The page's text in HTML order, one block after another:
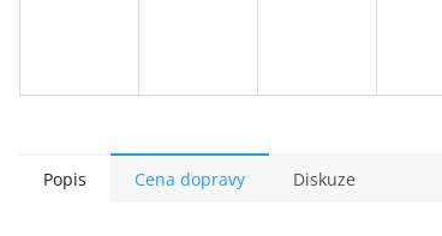
Popis Cena dopravy Diskuze